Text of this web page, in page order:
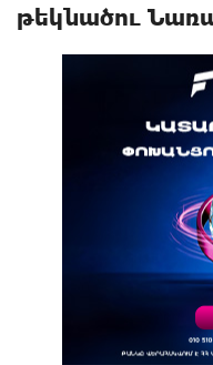
թեկնածու